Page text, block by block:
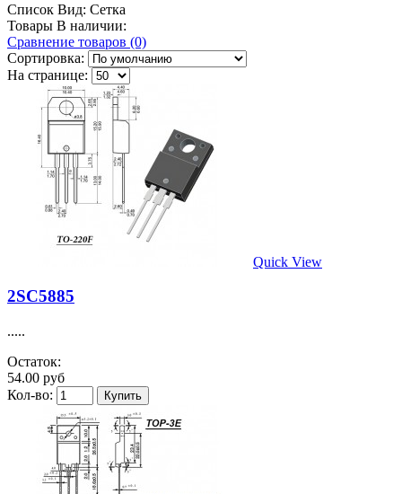
Список Вид: Сетка
Товары В наличии:
Сравнение товаров (0)
Сортировка:
На странице:
Quick View
2SC5885
.....
Остаток:
54.00 руб
Кол-во: